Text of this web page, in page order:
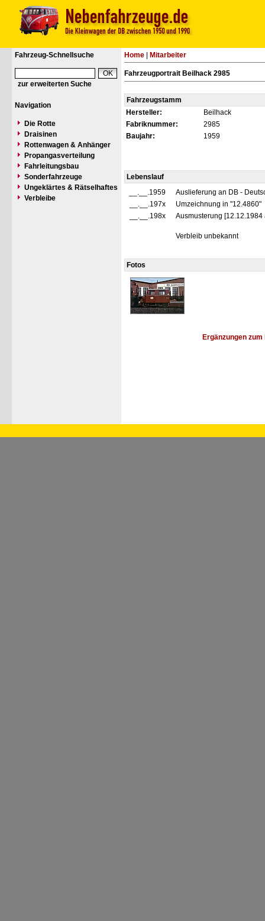
Fahrzeug-Schnellsuche
zur erweiterten Suche
Navigation
Die Rotte
Draisinen
Rottenwagen & Anhänger
Propangasverteilung
Fahrleitungsbau
Sonderfahrzeuge
Ungeklärtes & Rätselhaftes
Verbleibe
Home Mitarbeiter
Fahrzeugportrait Beilhack 2985
Fahrzeugstamm
Hersteller:
Beilhack
Fabriknummer:
2985
Baujahr:
1959
Lebenslauf
__.__.1959
Auslieferung an DB -
__.__.197x
Umzeichnung in "12.4860"
__.__.198x
Ausmusterung
Verbleib unbekannt
Fotos
Ergänzungen